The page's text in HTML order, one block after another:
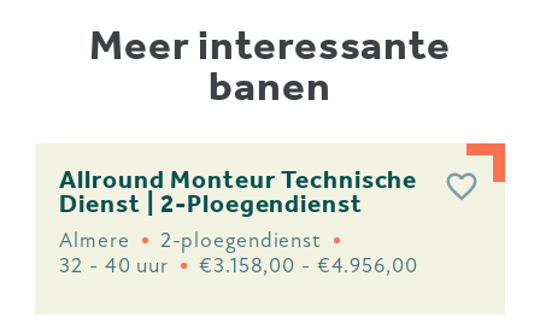
Meer interessante
banen
Allround Monteur Technische
Dienst | 2-Ploegendienst
Almere
2-ploegendienst
32 - 40 uur
€3.158,00 - €4.956,00